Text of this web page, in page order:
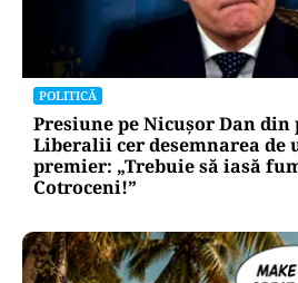
POLITICĂ
Presiune pe Nicușor Dan din
Liberalii cer desemnarea de
premier: „Trebuie să iasă
Cotroceni!”